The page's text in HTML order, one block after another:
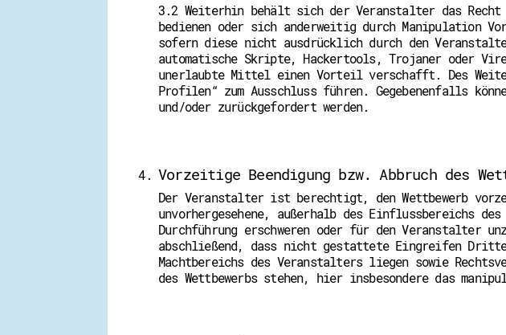
3.2 Weiterhin behält sich der Veranstalter das
bedienen oder sich anderweitig durch Manipulation
sofern diese nicht ausdrücklich durch den
automatische Skripte, Hackertools, Trojaner oder
unerlaubte Mittel einen Vorteil verschafft. Des
Profilen“ zum Ausschluss führen. Gegebenenfalls
und/oder zurückgefordert werden.
Vorzeitige Beendigung bzw. Abbruch des
Der Veranstalter ist berechtigt, den Wettbewerb
unvorhergesehene, außerhalb des Einflussbereichs
Durchführung erschweren oder für den Veranstalter
abschließend, dass nicht gestattete Eingreifen
Machtbereichs des Veranstalters liegen sowie
des Wettbewerbs stehen, hier insbesondere das